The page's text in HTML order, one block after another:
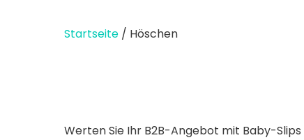
Startseite / Höschen
Werten Sie Ihr B2B-Angebot mit Baby-